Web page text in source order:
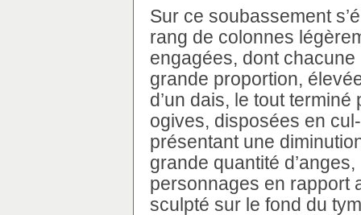
Sur ce soubassement
rang de colonnes
engagées, dont
grande proportion,
d’un dais, le tout
ogives, disposées en
présentant une
grande quantité
personnages en rapport
sculpté sur le fond du